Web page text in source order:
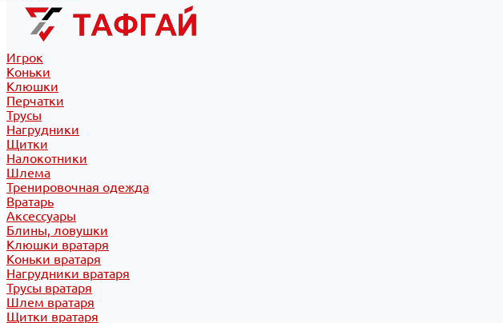
Игрок
Коньки
Клюшки
Перчатки
Трусы
Нагрудники
Щитки
Налокотники
Шлема
Тренировочная одежда
Вратарь
Аксессуары
Блины, ловушки
Клюшки вратаря
Коньки вратаря
Нагрудники вратаря
Трусы вратаря
Шлем вратаря
Щитки вратаря